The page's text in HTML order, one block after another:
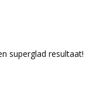
superglad resultaat!